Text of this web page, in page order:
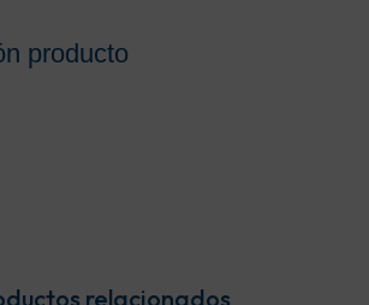
producto
relacionados